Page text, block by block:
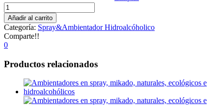
Bubbles
cantidad
Añadir al carrito
Categoría: Spray&Ambientador Hidroalcóholico
Comparte!!
0
Productos relacionados